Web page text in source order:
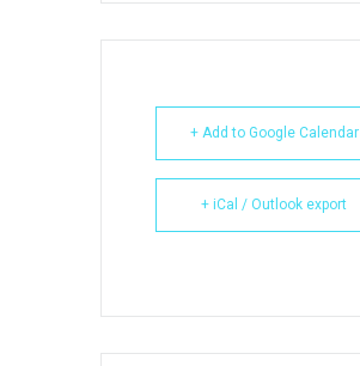
+ Add to Google Calendar
+ iCal / Outlook export